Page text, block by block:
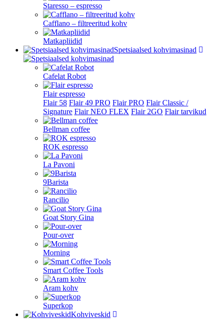
Staresso – espresso
Cafflano – filtreeritud kohv
Matkapliidid
Spetsiaalsed kohvimasinad
Cafelat Robot
Flair espresso
Flair 58 Flair 49 PRO Flair PRO Flair Classic /
Signature Flair NEO FLEX Flair 2GO Flair tarvikud
Bellman coffee
ROK espresso
La Pavoni
9Barista
Rancilio
Goat Story Gina
Pour-over
Morning
Smart Coffee Tools
Aram kohv
Superkop
Kohviveskid